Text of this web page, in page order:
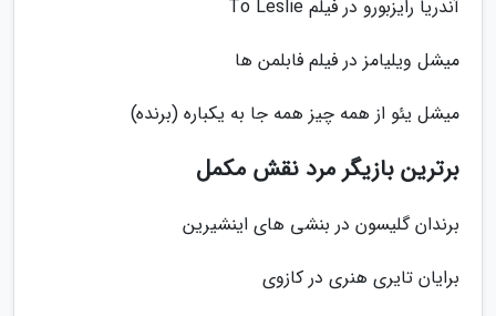
آندریا رایزبورو در فیلم To Leslie
میشل ویلیامز در فیلم فابلمن ها
میشل یئو از همه چیز همه جا به یکباره (برنده)
برترین بازیگر مرد نقش مکمل
برندان گلیسون در بنشی های اینشیرین
برایان تایری هنری در کازوی